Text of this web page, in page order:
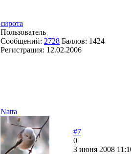
сирота
Пользователь
Сообщений: 2728 Баллов: 1424
Регистрация: 12.02.2006
Natta
#7
0
3 июня 2008